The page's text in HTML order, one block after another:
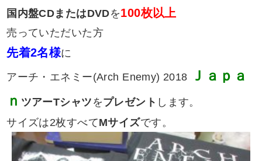
国内盤CDまたはDVDを100枚以上
売っていただいた方
先着2名様に
アーチ・エネミー(Arch Enemy) 2018
Ｊａｐａ
ｎ ツアーTシャツ をプレゼント します。
サイズは2枚すべてMサイズです。